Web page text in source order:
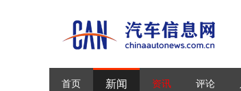
首页 新闻 资讯 评论